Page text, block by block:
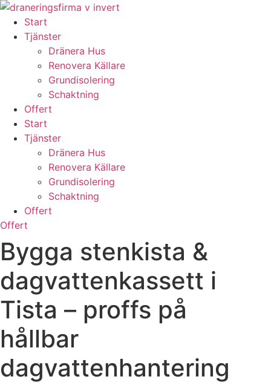
Skip
content
Start
Tjänster
Dränera Hus
Renovera Källare
Grundisolering
Schaktning
Offert
Start
Tjänster
Dränera Hus
Renovera Källare
Grundisolering
Schaktning
Offert
Offert
Bygga stenkista &
dagvattenkassett i
Tista – proffs på
hållbar
dagvattenhantering